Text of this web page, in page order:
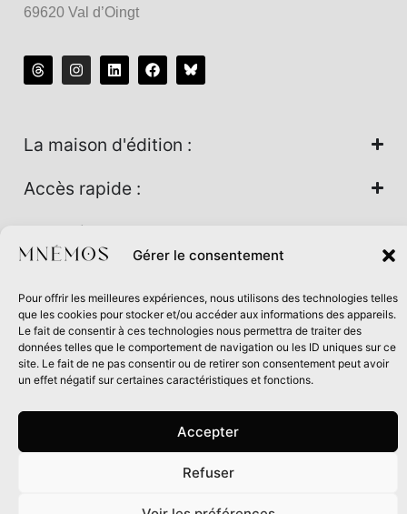
Gérer le consentement
Pour offrir les meilleures expériences, nous utilisons des technologies telles
que les cookies pour stocker et/ou accéder aux informations des appareils.
Le fait de consentir à ces technologies nous permettra de traiter des
données telles que le comportement de navigation ou les ID uniques sur ce
site. Le fait de ne pas consentir ou de retirer son consentement peut avoir
un effet négatif sur certaines caractéristiques et fonctions.
Accepter
Refuser
69620 Val d’Oingt
La maison d'édition :
Accès rapide :
Nos univers :
Maison d’édition soutenue par la DRAC Auvergne-Rhône-
Alpes et la Région Auvergne-Rhône-Alpes dans le cadre du
Contrat de filière Livre 2024